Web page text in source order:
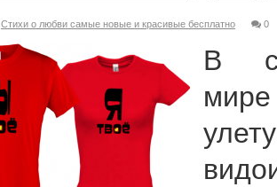
Стихи о любви самые новые и красивые бесплатно 0
В